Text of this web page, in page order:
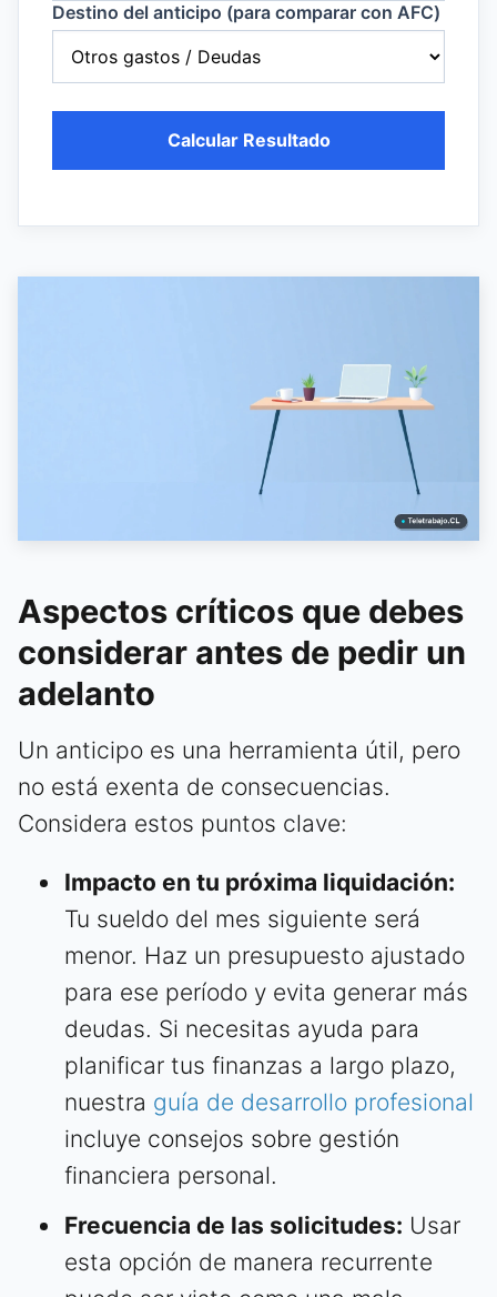
Destino del anticipo (para comparar con AFC)
Calcular Resultado
Aspectos críticos que debes
considerar antes de pedir un
adelanto
Un anticipo es una herramienta útil, pero
no está exenta de consecuencias.
Considera estos puntos clave:
Impacto en tu próxima liquidación:
Tu sueldo del mes siguiente será
menor. Haz un presupuesto ajustado
para ese período y evita generar más
deudas. Si necesitas ayuda para
planificar tus finanzas a largo plazo,
nuestra guía de desarrollo profesional
incluye consejos sobre gestión
financiera personal.
Frecuencia de las solicitudes: Usar
esta opción de manera recurrente